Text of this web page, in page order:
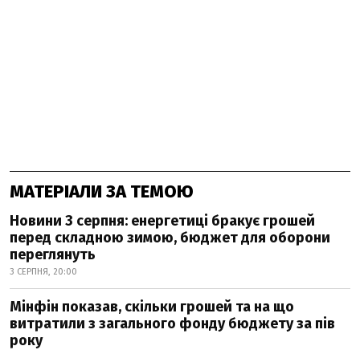
МАТЕРІАЛИ ЗА ТЕМОЮ
Новини 3 серпня: енергетиці бракує грошей
перед складною зимою, бюджет для оборони
переглянуть
3 СЕРПНЯ, 20:00
Мінфін показав, скільки грошей та на що
витратили з загального фонду бюджету за пів
року